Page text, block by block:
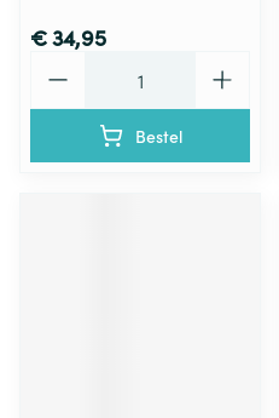
€ 34,95
Bestel